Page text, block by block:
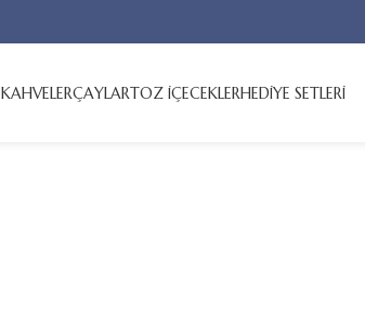
KAHVELERÇAYLARTOZ İÇECEKLERHEDİYE SETLERİ